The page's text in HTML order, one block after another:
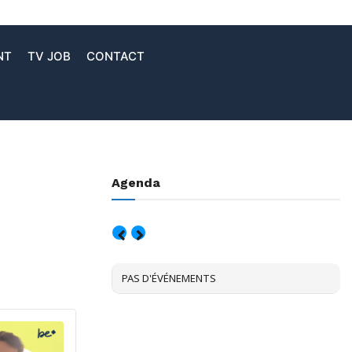
TV JOB CONTACT
Agenda
PAS D'ÉVÉNEMENTS